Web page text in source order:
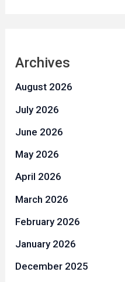
Archives
August 2026
July 2026
June 2026
May 2026
April 2026
March 2026
February 2026
January 2026
December 2025